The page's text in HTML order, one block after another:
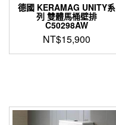
德國 KERAMAG UNITY系
列 雙體馬桶壁排
C50298AW
NT$15,900